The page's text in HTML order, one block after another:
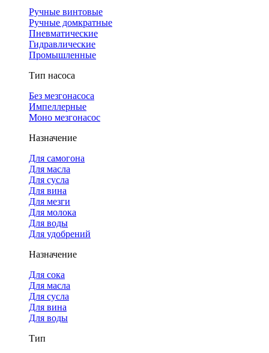
Ручные винтовые
Ручные домкратные
Пневматические
Гидравлические
Промышленные
Тип насоса
Без мезгонасоса
Импеллерные
Моно мезгонасос
Назначение
Для самогона
Для масла
Для сусла
Для вина
Для мезги
Для молока
Для воды
Для удобрений
Назначение
Для сока
Для масла
Для сусла
Для вина
Для воды
Тип